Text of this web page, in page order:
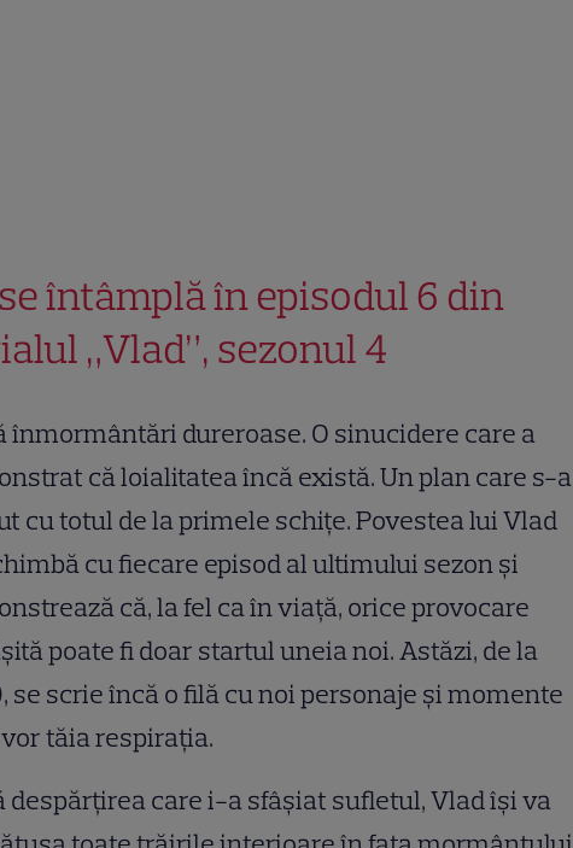
întâmplă în episodul 6 din
„Vlad”, sezonul 4
înmormântări dureroase. O sinucidere care a
că loialitatea încă există. Un plan care s-a
cu totul de la primele schițe. Povestea lui Vlad
cu fiecare episod al ultimului sezon și
că, la fel ca în viață, orice provocare
poate fi doar startul uneia noi. Astăzi, de la
se scrie încă o filă cu noi personaje și momente
tăia respirația.
despărțirea care i-a sfâșiat sufletul, Vlad își va